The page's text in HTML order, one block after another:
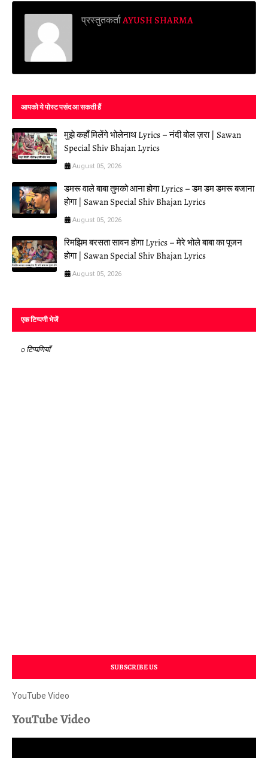
प्रस्तुतकर्ताAYUSH SHARMA
आपको ये पोस्ट पसंद आ सकती हैं
मुझे कहाँ मिलेंगे भोलेनाथ Lyrics – नंदी बोल ज़रा | Sawan
Special Shiv Bhajan Lyrics
August 05, 2026
डमरू वाले बाबा तुमको आना होगा Lyrics – डम डम डमरू बजाना
होगा | Sawan Special Shiv Bhajan Lyrics
August 05, 2026
रिमझिम बरसता सावन होगा Lyrics – मेरे भोले बाबा का पूजन
होगा | Sawan Special Shiv Bhajan Lyrics
August 05, 2026
एक टिप्पणी भेजें
0 टिप्पणियाँ
SUBSCRIBE US
YouTube Video
YouTube Video